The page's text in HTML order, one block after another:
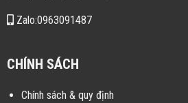
Zalo:0963091487
CHÍNH SÁCH
Chính sách & quy định